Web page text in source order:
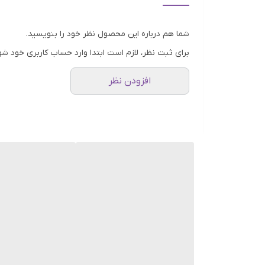
می‌توانید از طعم لذت‌بخش آن همزمان با مزایای
شما هم درباره این محصول نظر خود را بنویسید.
برای ثبت نظر، لازم است ابتدا وارد حساب کاربری خود
افزودن نظر